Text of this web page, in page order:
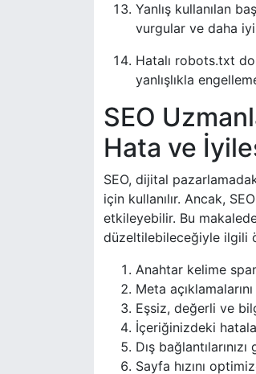
Yanlış kullanılan
vurgular ve daha
Hatalı robots.txt
yanlışlıkla
SEO
Hata ve
SEO, dijital
için kullanılır. Ancak,
etkileyebilir. Bu
düzeltilebileceğiyle ilgili
Anahtar kelime
Meta
Eşsiz, değerli ve
İçeriğinizdeki
Dış
Sayfa hızını